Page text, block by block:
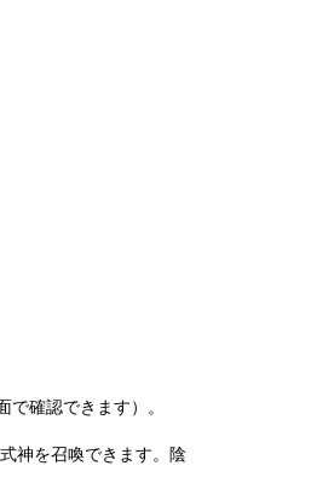
で確認できます）。
神を召喚できます。陰